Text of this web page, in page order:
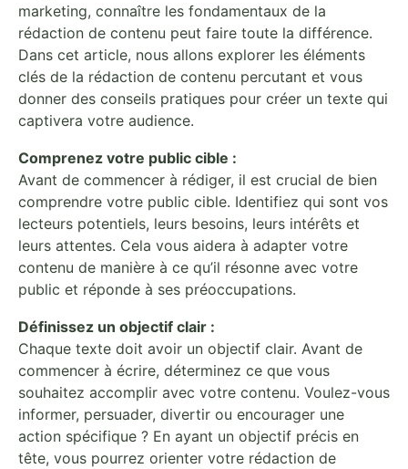
marketing, connaître les fondamentaux de la
rédaction de contenu peut faire toute la différence.
Dans cet article, nous allons explorer les éléments
clés de la rédaction de contenu percutant et vous
donner des conseils pratiques pour créer un texte qui
captivera votre audience.
Comprenez votre public cible :
Avant de commencer à rédiger, il est crucial de bien
comprendre votre public cible. Identifiez qui sont vos
lecteurs potentiels, leurs besoins, leurs intérêts et
leurs attentes. Cela vous aidera à adapter votre
contenu de manière à ce qu’il résonne avec votre
public et réponde à ses préoccupations.
Définissez un objectif clair :
Chaque texte doit avoir un objectif clair. Avant de
commencer à écrire, déterminez ce que vous
souhaitez accomplir avec votre contenu. Voulez-vous
informer, persuader, divertir ou encourager une
action spécifique ? En ayant un objectif précis en
tête, vous pourrez orienter votre rédaction de